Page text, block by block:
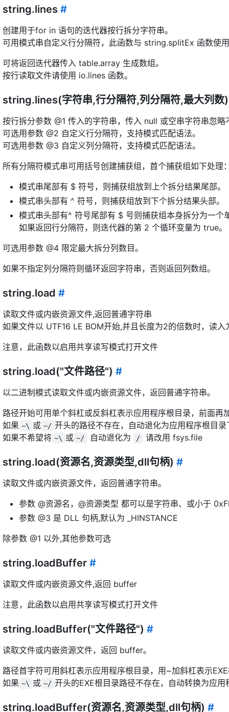
string.lines #
创建用于for in 语句的迭代器按行拆分字符串。
可用模式串自定义行分隔符，此函数与 string.splitEx 函数使
可将返回迭代器传入 table.array 生成数组。
按行读取文件请使用 io.lines 函数。
string.lines(字符串,行分隔符,列分隔符,最大列
按行拆分参数 @1 传入的字符串，传入 null 或空串字符串忽略
可选用参数 @2 自定义行分隔符，支持模式匹配语法。
可选用参数 @3 自定义列分隔符，支持模式匹配语法。
所有分隔符模式串可用括号创建捕获组，首个捕获组如下处理
模式串尾部有 $ 符号，则捕获组放到上个拆分结果尾部。
模式串头部有 ^ 符号，则捕获组放到下个拆分结果头部。
模式串头部有^ 符号尾部有 $ 号则捕获组本身拆分为一个
如果返回行分隔符，则迭代器的第 2 个循环变量为 true。
可选用参数 @4 限定最大拆分列数目。
如果不指定列分隔符则循环返回字符串，否则返回列数组。
string.load #
读取文件或内嵌资源文件,返回普通字符串
如果文件以 UTF16 LE BOM开始,并且长度为2的倍数时，读
注意，此函数以启用共享读写模式打开文件
string.load("文件路径") #
以二进制模式读取文件或内嵌资源文件，返回普通字符串。
路径开始可用单个斜杠或反斜杠表示应用程序根目录，前面再
如果 ~\ 或 ~/ 开头的路径不存在，自动退化为应用程序根目
如果不希望将 ~\ 或 ~/ 自动退化为 / 请改用 fsys.file
string.load(资源名,资源类型,dll句柄) #
读取文件或内嵌资源文件，返回普通字符串。
参数 @资源名，@资源类型 都可以是字符串、或小于
参数 @3 是 DLL 句柄,默认为 _HINSTANCE
除参数 @1 以外,其他参数可选
string.loadBuffer #
读取文件或内嵌资源文件,返回 buffer
注意，此函数以启用共享读写模式打开文件
string.loadBuffer("文件路径") #
读取文件或内嵌资源文件，返回 buffer。
路径首字符可用斜杠表示应用程序根目录，用~加斜杠表示
如果 ~\ 或 ~/ 开头的EXE根目录路径不存在，自动转换为应
string.loadBuffer(资源名,资源类型,dll句柄) #